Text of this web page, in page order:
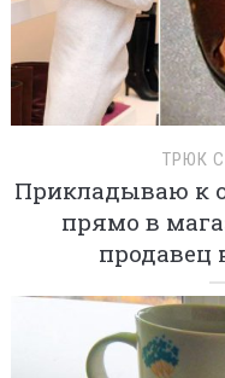
ТРЮК
Прикладываю к
прямо в
продавец